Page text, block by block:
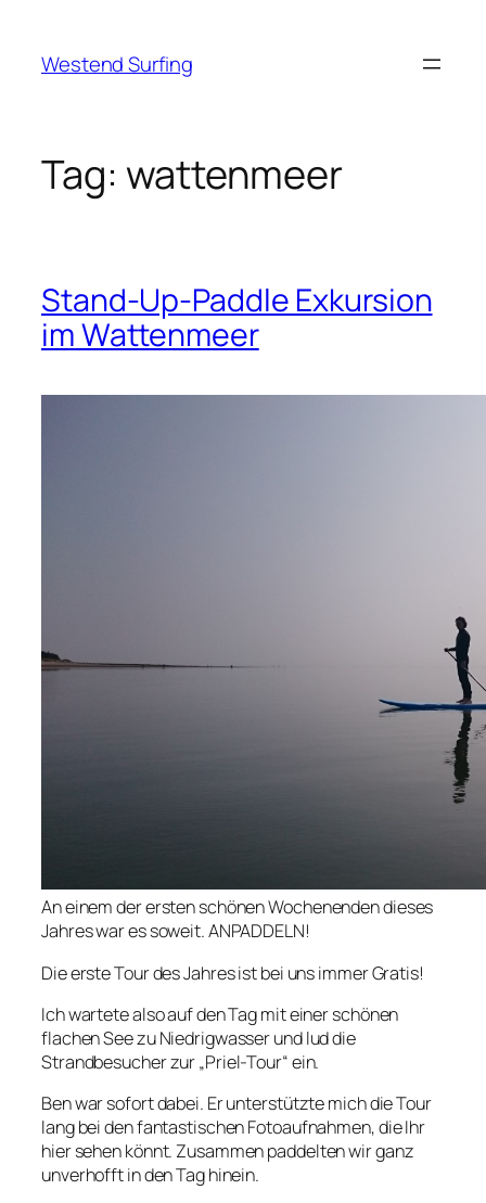
content
Westend Surfing
Tag: wattenmeer
Stand-Up-Paddle Exkursion
im Wattenmeer
An einem der ersten schönen Wochenenden dieses
Jahres war es soweit. ANPADDELN!
Die erste Tour des Jahres ist bei uns immer Gratis!
Ich wartete also auf den Tag mit einer schönen
flachen See zu Niedrigwasser und lud die
Strandbesucher zur „Priel-Tour“ ein.
Ben war sofort dabei. Er unterstützte mich die Tour
lang bei den fantastischen Fotoaufnahmen, die Ihr
hier sehen könnt. Zusammen paddelten wir ganz
unverhofft in den Tag hinein.